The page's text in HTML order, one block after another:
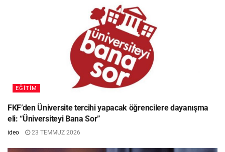
EĞITIM
FKF’den Üniversite tercihi yapacak öğrencilere dayanışma
eli: “Üniversiteyi Bana Sor”
ideo 23 TEMMUZ 2026